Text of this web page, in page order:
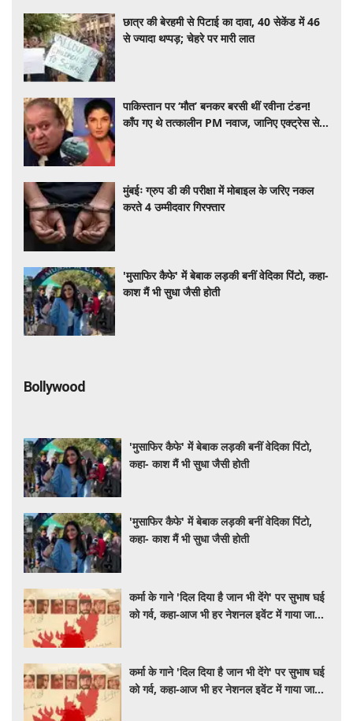
छात्र की बेरहमी से पिटाई का दावा, 40 सेकेंड में 46
से ज्यादा थप्पड़; चेहरे पर मारी लात
पाकिस्तान पर ‘मौत’ बनकर बरसी थीं रवीना टंडन!
काँप गए थे तत्कालीन PM नवाज, जानिए एक्ट्रेस से
मुंबईः ग्रुप डी की परीक्षा में मोबाइल के जरिए नकल
करते 4 उम्मीदवार गिरफ्तार
'मुसाफिर कैफे' में बेबाक लड़की बनीं वेदिका पिंटो, कहा-
काश मैं भी सुधा जैसी होती
Bollywood
'मुसाफिर कैफे' में बेबाक लड़की बनीं वेदिका पिंटो,
कहा- काश मैं भी सुधा जैसी होती
'मुसाफिर कैफे' में बेबाक लड़की बनीं वेदिका पिंटो,
कहा- काश मैं भी सुधा जैसी होती
कर्मा के गाने 'दिल दिया है जान भी देंगे' पर सुभाष घई
को गर्व, कहा-आज भी हर नेशनल इवेंट में गाया जाता
कर्मा के गाने 'दिल दिया है जान भी देंगे' पर सुभाष घई
को गर्व, कहा-आज भी हर नेशनल इवेंट में गाया जाता